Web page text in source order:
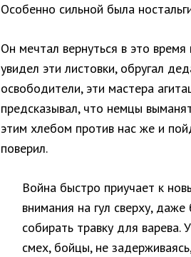
Особенно сильной была
Он мечтал вернуться в это
увидел эти листовки, обругал
освободители, эти мастера
предсказывал, что немцы
этим хлебом против нас же и
поверил.
Война быстро приучает к
внимания на гул сверху,
собирать травку для
смех, бойцы, не